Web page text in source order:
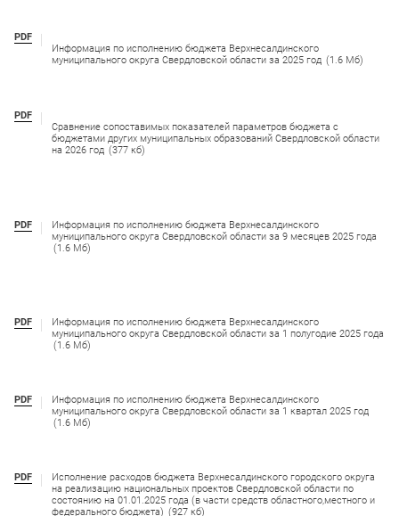
PDF
Информация по исполнению бюджета Верхнесалдинского
муниципального округа Свердловской области за 2025 год (1.6 Мб)
PDF
Сравнение сопоставимых показателей параметров бюджета с
бюджетами других муниципальных образований Свердловской области
на 2026 год (377 кб)
PDF
Информация по исполнению бюджета Верхнесалдинского
муниципального округа Свердловской области за 9 месяцев 2025 года
(1.6 Мб)
PDF
Информация по исполнению бюджета Верхнесалдинского
муниципального округа Свердловской области за 1 полугодие 2025 года
(1.6 Мб)
PDF
Информация по исполнению бюджета Верхнесалдинского
муниципального округа Свердловской области за 1 квартал 2025 год
(1.6 Мб)
PDF
Исполнение расходов бюджета Верхнесалдинского городского округа
на реализацию национальных проектов Свердловской области по
состоянию на 01.01.2025 года (в части средств областного,местного и
федерального бюджета) (927 кб)